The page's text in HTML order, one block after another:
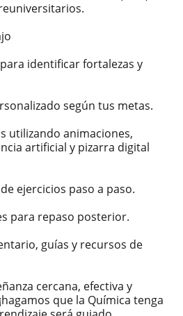
identificar fortalezas y
según tus metas.
utilizando animaciones,
artificial y pizarra digital
ejercicios paso a paso.
para repaso posterior.
guías y recursos de
cercana, efectiva y
que la Química tenga